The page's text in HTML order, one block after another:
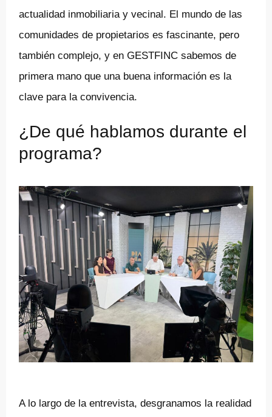
actualidad inmobiliaria y vecinal. El mundo de las
comunidades de propietarios es fascinante, pero
también complejo, y en GESTFINC sabemos de
primera mano que una buena información es la
clave para la convivencia.
¿De qué hablamos durante el
programa?
A lo largo de la entrevista, desgranamos la realidad